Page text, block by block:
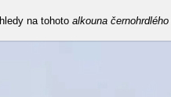
na tohoto alkouna černohrdlého